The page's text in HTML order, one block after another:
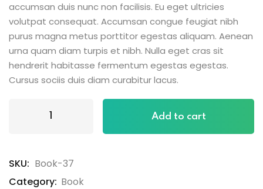
accumsan duis nunc non facilisis. Eu eget ultricies
volutpat consequat. Accumsan congue feugiat nibh
purus magna metus porttitor egestas aliquam. Aenean
urna quam diam turpis et nibh. Nulla eget cras sit
hendrerit habitasse fermentum egestas egestas.
Cursus sociis duis diam curabitur lacus.
Add to cart
SKU: Book-37
Category: Book